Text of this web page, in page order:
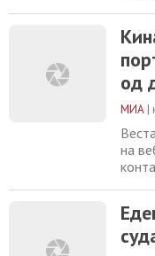
од
МИА |
на